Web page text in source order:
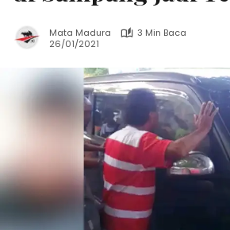
Mata Madura
3 Min Baca
26/01/2021